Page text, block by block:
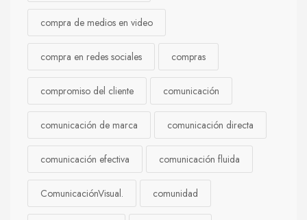
compra de medios en video
compra en redes sociales compras
compromiso del cliente comunicación
comunicación de marca comunicación directa
comunicación efectiva comunicación fluida
ComunicaciónVisual. comunidad